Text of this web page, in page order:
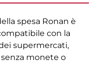
spesa Ronan è
con la
supermercati,
monete o